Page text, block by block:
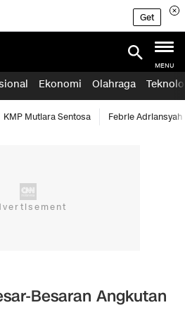
Get
MENU
Ekonomi Olahraga
KMP Mutiara Sentosa Febrie Adriansyah
Besaran Angkutan